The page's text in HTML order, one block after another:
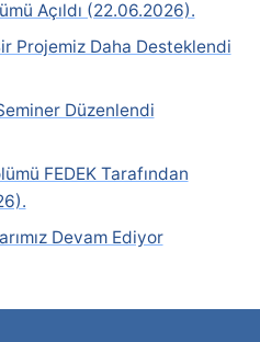
Açıldı (22.06.2026).
Projemiz Daha Desteklendi
Düzenlendi
FEDEK Tarafından
Devam Ediyor